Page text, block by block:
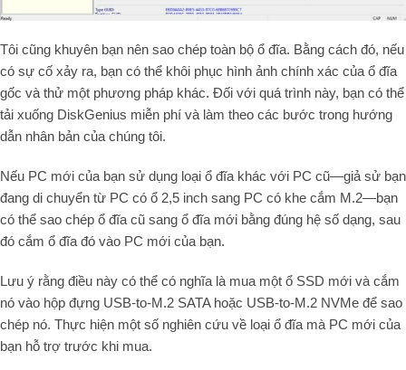
Tôi cũng khuyên bạn nên sao chép toàn bộ ổ đĩa. Bằng cách đó, nếu
có sự cố xảy ra, bạn có thể khôi phục hình ảnh chính xác của ổ đĩa
gốc và thử một phương pháp khác. Đối với quá trình này, bạn có thể
tải xuống DiskGenius miễn phí và làm theo các bước trong hướng
dẫn nhân bản của chúng tôi.
Nếu PC mới của bạn sử dụng loại ổ đĩa khác với PC cũ—giả sử bạn
đang di chuyển từ PC có ổ 2,5 inch sang PC có khe cắm M.2—bạn
có thể sao chép ổ đĩa cũ sang ổ đĩa mới bằng đúng hệ số dạng, sau
đó cắm ổ đĩa đó vào PC mới của bạn.
Lưu ý rằng điều này có thể có nghĩa là mua một ổ SSD mới và cắm
nó vào hộp đựng USB-to-M.2 SATA hoặc USB-to-M.2 NVMe để sao
chép nó. Thực hiện một số nghiên cứu về loại ổ đĩa mà PC mới của
bạn hỗ trợ trước khi mua.